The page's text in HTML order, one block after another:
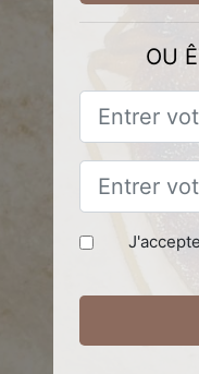
OU